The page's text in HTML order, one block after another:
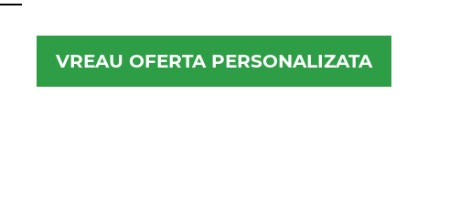
VREAU OFERTA PERSONALIZATA